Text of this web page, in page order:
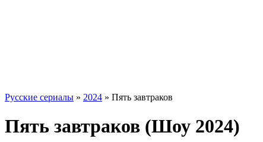
Русские сериалы » 2024 » Пять завтраков
Пять завтраков (Шоу 2024)